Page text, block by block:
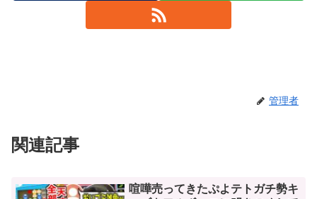
管理者
関連記事
喧嘩売ってきたぷよテトガチ勢キ